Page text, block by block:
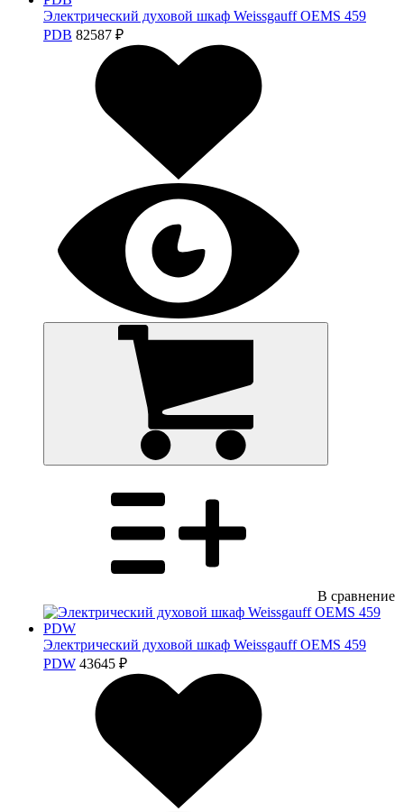
Электрический духовой шкаф Weissgauff OEMS 459
PDB 82587 ₽
В сравнение
Электрический духовой шкаф Weissgauff OEMS 459
PDW 43645 ₽